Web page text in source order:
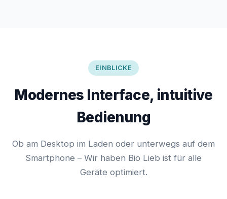
EINBLICKE
Modernes Interface, intuitive
Bedienung
Ob am Desktop im Laden oder unterwegs auf dem
Smartphone – Wir haben Bio Lieb ist für alle
Geräte optimiert.